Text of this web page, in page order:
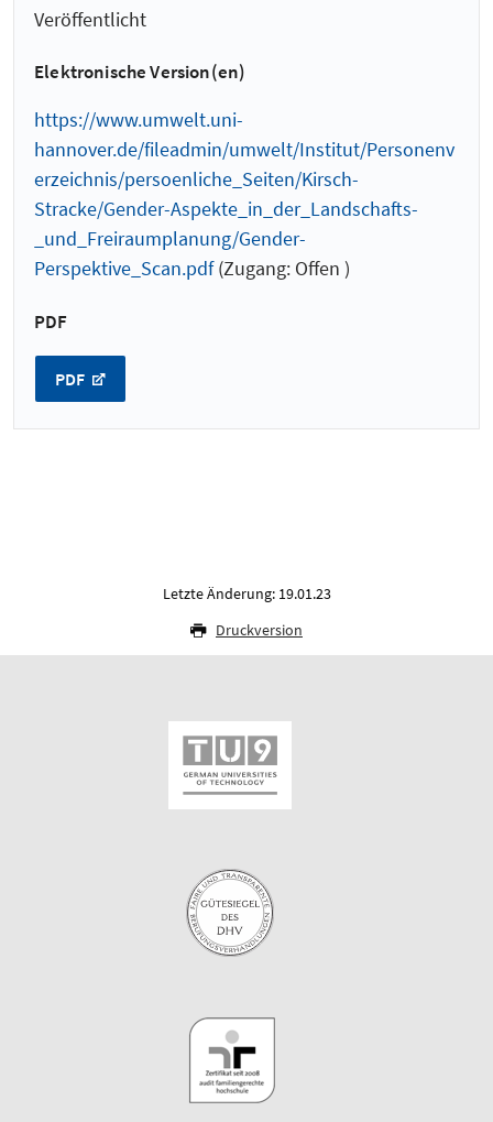
Veröffentlicht
Elektronische Version(en)
https://www.umwelt.uni-
hannover.de/fileadmin/umwelt/Institut/Personenv
erzeichnis/persoenliche_Seiten/Kirsch-
Stracke/Gender-Aspekte_in_der_Landschafts-
_und_Freiraumplanung/Gender-
Perspektive_Scan.pdf(Zugang: Offen )
PDF
PDF
Letzte Änderung: 19.01.23
Druckversion